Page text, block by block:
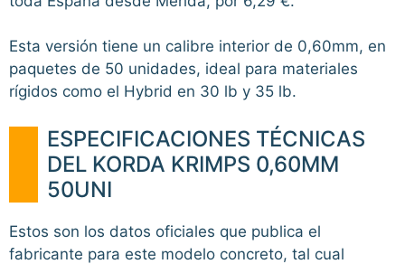
Esta versión tiene un calibre interior de 0,60mm, en
paquetes de 50 unidades, ideal para materiales
rígidos como el Hybrid en 30 lb y 35 lb.
ESPECIFICACIONES TÉCNICAS
DEL KORDA KRIMPS 0,60MM
50UNI
Estos son los datos oficiales que publica el
fabricante para este modelo concreto, tal cual